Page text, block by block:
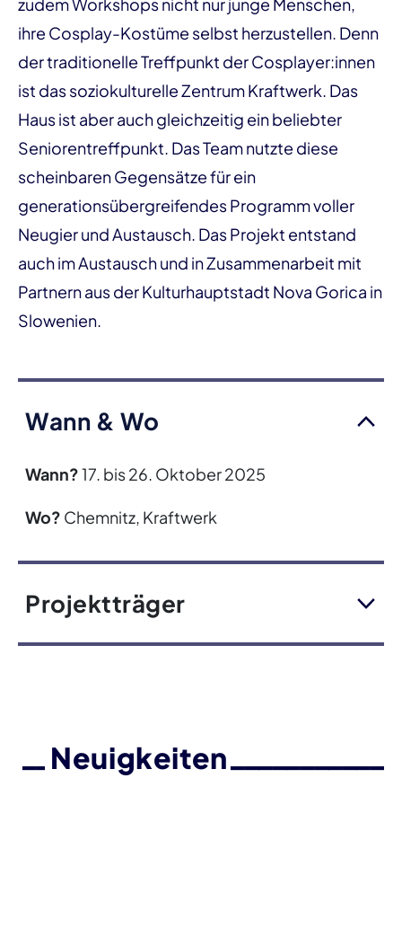
ihre Cosplay-Kostüme selbst herzustellen. Denn
der traditionelle Treffpunkt der Cosplayer:innen
ist das soziokulturelle Zentrum Kraftwerk. Das
Haus ist aber auch gleichzeitig ein beliebter
Seniorentreffpunkt. Das Team nutzte diese
scheinbaren Gegensätze für ein
generationsübergreifendes Programm voller
Neugier und Austausch. Das Projekt entstand
auch im Austausch und in Zusammenarbeit mit
Partnern aus der Kulturhauptstadt Nova Gorica in
Slowenien.
Wann & Wo
Wann?17. bis 26. Oktober 2025
Wo? Chemnitz, Kraftwerk
Projektträger
Neuigkeiten